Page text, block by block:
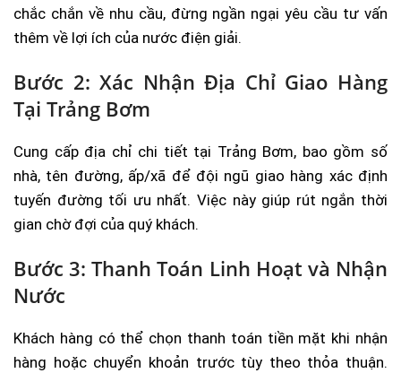
chắc chắn về nhu cầu, đừng ngần ngại yêu cầu tư vấn
thêm về lợi ích của nước điện giải.
Bước 2: Xác Nhận Địa Chỉ Giao Hàng
Tại Trảng Bơm
Cung cấp địa chỉ chi tiết tại Trảng Bơm, bao gồm số
nhà, tên đường, ấp/xã để đội ngũ giao hàng xác định
tuyến đường tối ưu nhất. Việc này giúp rút ngắn thời
gian chờ đợi của quý khách.
Bước 3: Thanh Toán Linh Hoạt và Nhận
Nước
Khách hàng có thể chọn thanh toán tiền mặt khi nhận
hàng hoặc chuyển khoản trước tùy theo thỏa thuận.